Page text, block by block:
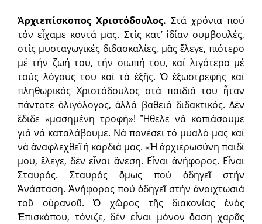
Ἀρχιεπίσκοπος Χριστόδουλος. Στά χρόνια πού
τόν εἶχαμε κοντά μας. Στίς κατ’ ἰδίαν συμβουλές,
στίς μυσταγωγικές διδασκαλίες, μᾶς ἔλεγε, πιότερο
μέ τήν ζωή του, τήν σιωπή του, καί λιγότερο μέ
τούς λόγους του καί τά ἑξῆς. Ὁ ἐξωστρεφής καί
πληθωρικός Χριστόδουλος στά παιδιά του ἦταν
πάντοτε ὀλιγόλογος, ἀλλά βαθειά διδακτικός. Δέν
ἔδιδε «μασημένη τροφή»! Ἤθελε νά κοπιάσουμε
γιά νά καταλάβουμε. Νά πονέσει τό μυαλό μας καί
νά ἀναφλεχθεῖ ἡ καρδιά μας. «Ἡ ἀρχιερωσύνη παιδί
μου, ἔλεγε, δέν εἶναι ἄνεση. Εἶναι ἀνήφορος. Εἶναι
Σταυρός. Σταυρός ὅμως πού ὁδηγεῖ στήν
Ἀνάσταση. Ἀνήφορος πού ὁδηγεῖ στήν ἀνοιχτωσιά
τοῦ οὐρανοῦ. Ὁ χῶρος τῆς διακονίας ἑνός
Ἐπισκόπου, τόνιζε, δέν εἶναι μόνον ὄαση χαρᾶς